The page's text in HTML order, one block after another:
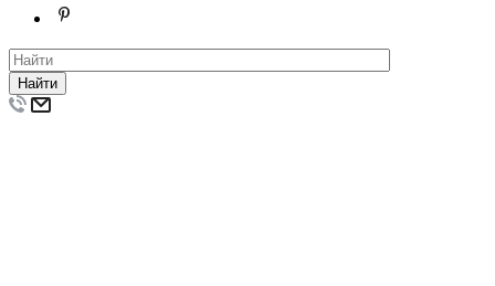
Найти